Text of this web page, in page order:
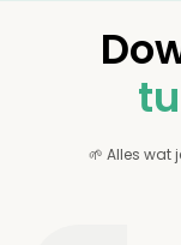
🌱 Alles wat